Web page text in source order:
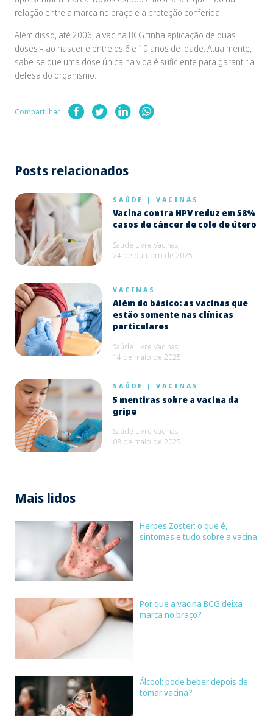
relação entre a marca no braço e a proteção conferida.
Além disso, até 2006, a vacina BCG tinha aplicação de duas
doses – ao nascer e entre os 6 e 10 anos de idade. Atualmente,
sabe-se que uma dose única na vida é suficiente para garantir a
defesa do organismo.
Compartilhar
Posts relacionados
SAÚDE | VACINAS
Vacina contra HPV reduz em 58%
casos de câncer de colo de útero
Saúde Livre Vacinas,
24 de outubro de 2025
VACINAS
Além do básico: as vacinas que
estão somente nas clínicas
particulares
Saúde Livre Vacinas,
14 de maio de 2025
SAÚDE | VACINAS
5 mentiras sobre a vacina da
gripe
Saúde Livre Vacinas,
08 de maio de 2025
Mais lidos
Herpes Zoster: o que é,
sintomas e tudo sobre a vacina
Por que a vacina BCG deixa
marca no braço?
Álcool: pode beber depois de
tomar vacina?